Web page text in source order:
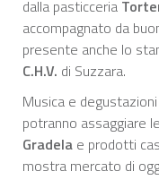
dalla pasticceria
accompagnato da
presente anche lo
C.H.V. di Suzzara.
Musica e
potranno assaggiare
Gradela e prodotti
mostra mercato di